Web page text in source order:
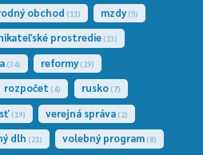
obchod (11) mzdy (5)
prostredie(13)
(34) reformy (29)
rozpočet (4) rusko (7)
(19) verejná správa (2)
dlh (21) volebný program (8)